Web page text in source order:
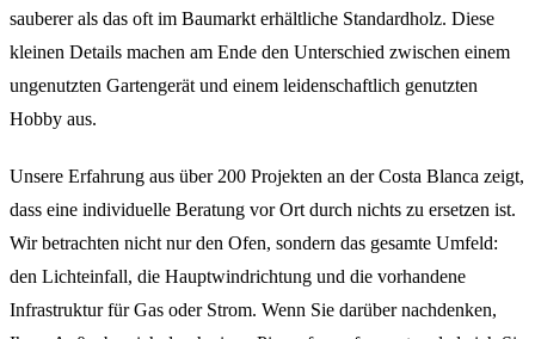
sauberer als das oft im Baumarkt erhältliche Standardholz. Diese
kleinen Details machen am Ende den Unterschied zwischen einem
ungenutzten Gartengerät und einem leidenschaftlich genutzten
Hobby aus.
Unsere Erfahrung aus über 200 Projekten an der Costa Blanca zeigt,
dass eine individuelle Beratung vor Ort durch nichts zu ersetzen ist.
Wir betrachten nicht nur den Ofen, sondern das gesamte Umfeld:
den Lichteinfall, die Hauptwindrichtung und die vorhandene
Infrastruktur für Gas oder Strom. Wenn Sie darüber nachdenken,